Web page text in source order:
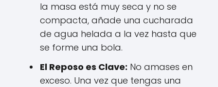
la masa está muy seca y no se
compacta, añade una cucharada
de agua helada a la vez hasta que
se forme una bola.
El Reposo es Clave: No amases en
exceso. Una vez que tengas una